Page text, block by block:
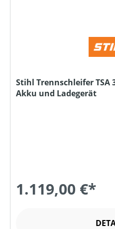
Stihl Trennschleifer TSA
Akku und Ladegerät
1.119,00 €*